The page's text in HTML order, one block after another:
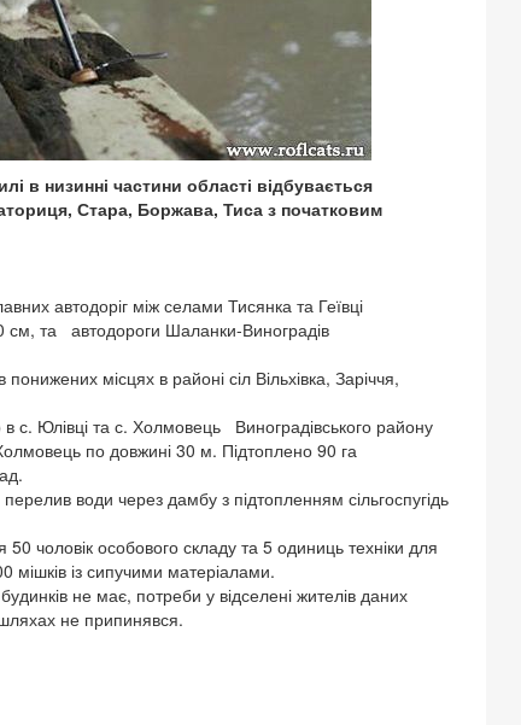
в низинні частини області відбувається
Стара, Боржава, Тиса з початковим
автодоріг між селами Тисянка та Геївці
та автодороги Шаланки-Виноградів
місцях в районі сіл Вільхівка, Заріччя,
с. Юлівці та с. Холмовець Виноградівського району
по довжині 30 м. Підтоплено 90 га
води через дамбу з підтопленням сільгоспугідь
чоловік особового складу та 5 одиниць техніки для
із сипучими матеріалами.
не має, потреби у відселені жителів даних
не припинявся.